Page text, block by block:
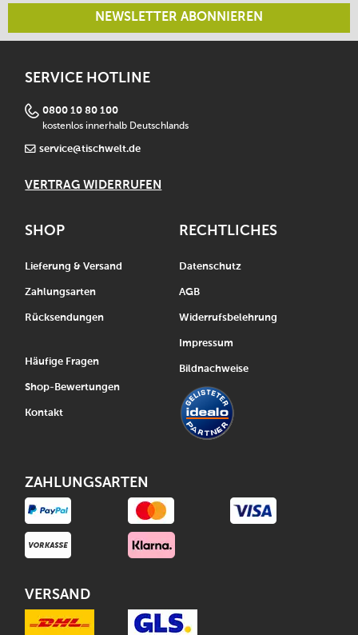
NEWSLETTER ABONNIEREN
SERVICE HOTLINE
0800 10 80 100
kostenlos innerhalb Deutschlands
service@tischwelt.de
VERTRAG WIDERRUFEN
SHOP
Lieferung & Versand
Zahlungsarten
Rücksendungen
Häufige Fragen
Shop-Bewertungen
Kontakt
RECHTLICHES
Datenschutz
AGB
Widerrufsbelehrung
Impressum
Bildnachweise
ZAHLUNGSARTEN
VERSAND